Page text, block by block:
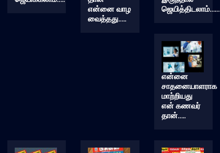
என்னை வாழ
வைத்தது…..
என்னை
சாதனையாளராக
மாற்றியது
என் கணவர்
தான்…..